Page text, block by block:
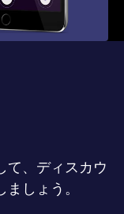
て、ディスカウ
しょう。